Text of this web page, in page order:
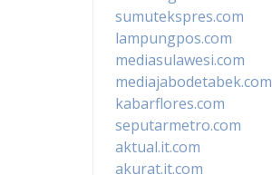
sumutekspres.com
lampungpos.com
mediasulawesi.com
mediajabodetabek.com
kabarflores.com
seputarmetro.com
aktual.it.com
akurat.it.com